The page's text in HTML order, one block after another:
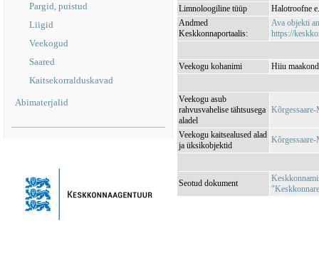
Pargid, puistud
Liigid
Veekogud
Saared
Kaitsekorralduskavad
Abimaterjalid
Limnoloogiline tüüp
Halotroofne
Andmed
Keskkonnaportaalis:
Ava objekti
https://
Veekogu kohanimi Hiiu
Veekogu asub
rahvusvahelise tähtsusega
aladel
Veekogu kaitsealused alad
ja üksikobjektid
Seotud dokument